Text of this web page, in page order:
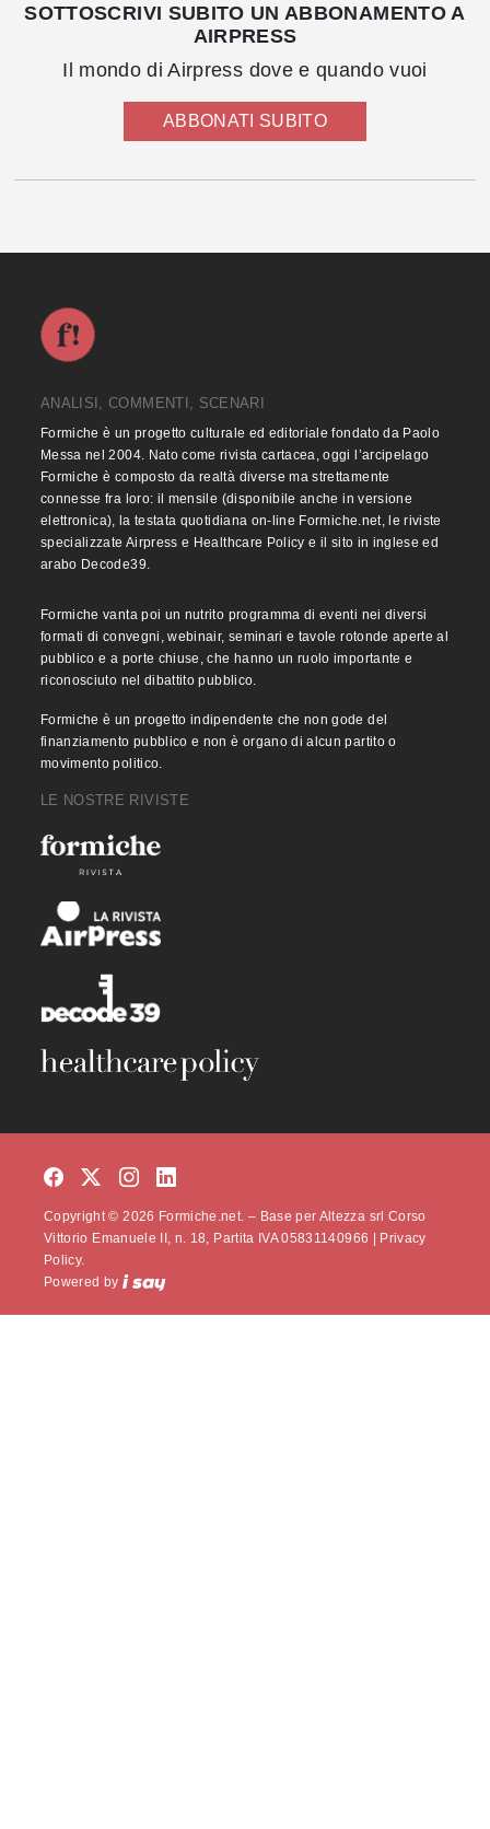
SOTTOSCRIVI SUBITO UN ABBONAMENTO A
AIRPRESS
Il mondo di Airpress dove e quando vuoi
ABBONATI SUBITO
ANALISI, COMMENTI, SCENARI
Formiche è un progetto culturale ed editoriale fondato da Paolo
Messa nel 2004. Nato come rivista cartacea, oggi l’arcipelago
Formiche è composto da realtà diverse ma strettamente
connesse fra loro: il mensile (disponibile anche in versione
elettronica), la testata quotidiana on-line Formiche.net, le riviste
specializzate Airpress e Healthcare Policy e il sito in inglese ed
arabo Decode39.
Formiche vanta poi un nutrito programma di eventi nei diversi
formati di convegni, webinair, seminari e tavole rotonde aperte al
pubblico e a porte chiuse, che hanno un ruolo importante e
riconosciuto nel dibattito pubblico.
Formiche è un progetto indipendente che non gode del
finanziamento pubblico e non è organo di alcun partito o
movimento politico.
LE NOSTRE RIVISTE
Copyright © 2026 Formiche.net. – Base per Altezza srl Corso
Vittorio Emanuele II, n. 18, Partita IVA 05831140966 | Privacy
Policy.
Powered by